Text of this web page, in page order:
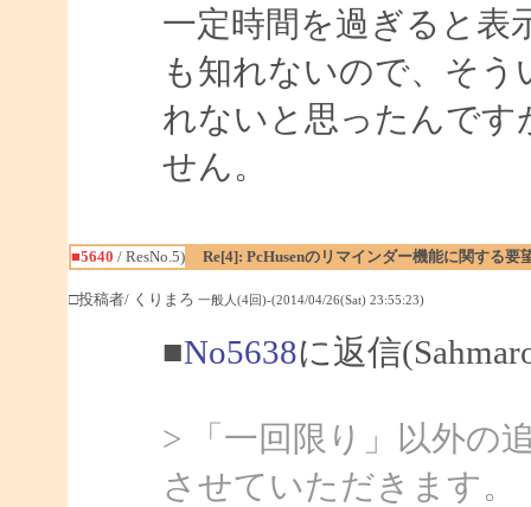
一定時間を過ぎると表
も知れないので、そ
れないと思ったんです
せん。
■5640 / ResNo.5) Re[4]: PcHusenのリマインダー機能に関する要
□投稿者/ くりまろ 一般人(4回)-(2014/04/26(Sat) 23:55:23)
■No5638に返信
> 「一回限り」以外の
させていただきます。